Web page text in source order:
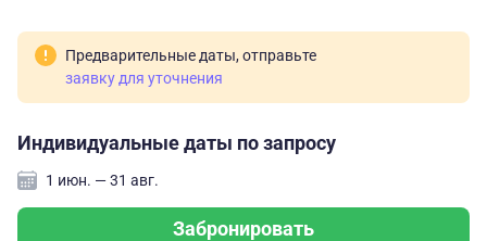
Предварительные даты, отправьте
заявку для уточнения
Индивидуальные даты по запросу
1 июн. — 31 авг.
Забронировать